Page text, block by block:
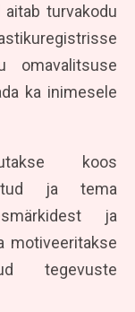
turvakodu
omavalitsuse
ka inimesele
koos
ja tema
ja
motiveeritakse
tegevuste